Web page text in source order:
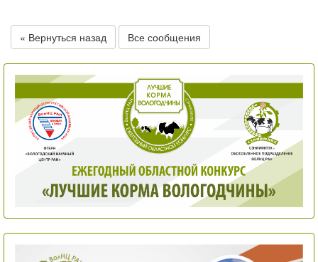
« Вернуться назад Все сообщения